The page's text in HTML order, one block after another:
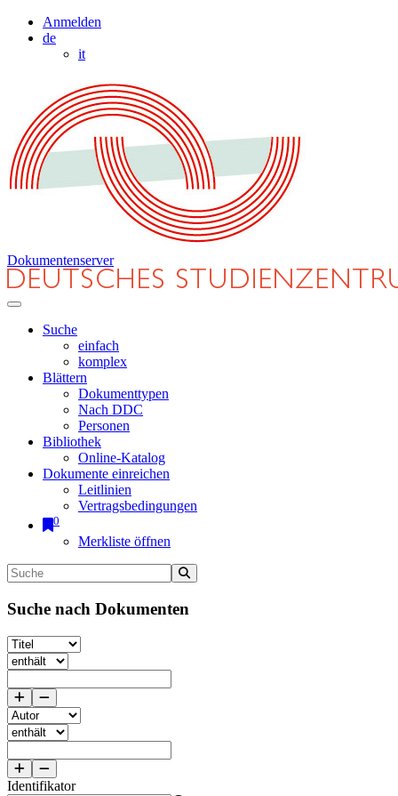
Anmelden
de
it
Dokumentenserver
Suche
einfach
komplex
Blättern
Dokumenttypen
Nach DDC
Personen
Bibliothek
Online-Katalog
Dokumente einreichen
Leitlinien
Vertragsbedingungen
0
Merkliste öffnen
Suche nach Dokumenten
Identifikator